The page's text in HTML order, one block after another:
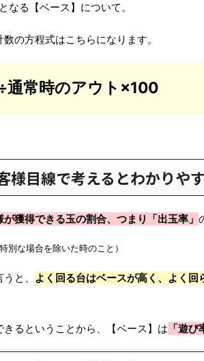
なる【ベース】について。
の方程式はこちらになります。
通常時のアウト×100
様目線で考えるとわかりや
獲得できる玉の割合、つまり「出玉率」
別な場合を除いた時のこと）
と、
よく回る台はベースが高く、よく回
るということから、【ベース】は 「遊び